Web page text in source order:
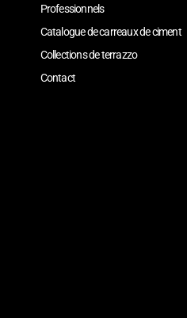
Professionnels
Catalogue de carreaux de ciment
Collections de terrazzo
Contact